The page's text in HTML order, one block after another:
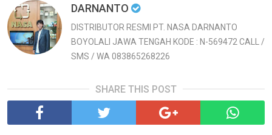
DARNANTO
DISTRIBUTOR RESMI PT. NASA DARNANTO
BOYOLALI JAWA TENGAH KODE : N-569472 CALL /
SMS / WA 083865268226
SHARE THIS POST